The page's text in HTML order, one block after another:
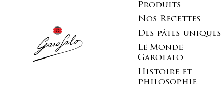
Produits
Nos Recettes
Des pâtes uniques
Le Monde
Garofalo
Histoire et
philosophie